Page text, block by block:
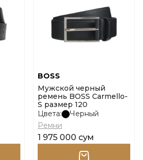
BOSS
Мужской черный
ремень BOSS Carmello-
S размер 120
Цвета:
Черный
Ремни
1 975 000 сум